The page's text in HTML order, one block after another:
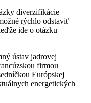
diverzifikácie
rýchlo odstaviť
ide o otázku
ústav jadrovej
firmou
Európskej
energetických